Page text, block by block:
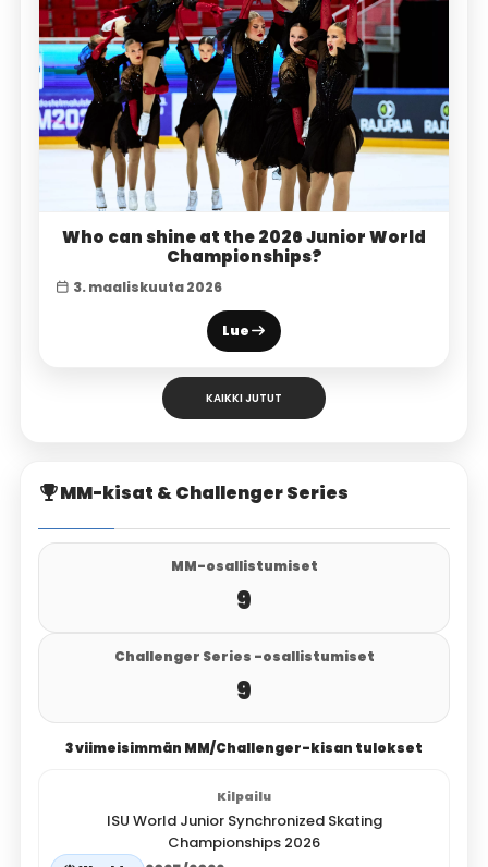
Who can shine at the 2026 Junior World
Championships?
3. maaliskuuta 2026
Lue
KAIKKI JUTUT
MM-kisat & Challenger Series
MM-osallistumiset
9
Challenger Series -osallistumiset
9
3 viimeisimmän MM/Challenger-kisan tulokset
ISU World Junior Synchronized Skating
Championships 2026